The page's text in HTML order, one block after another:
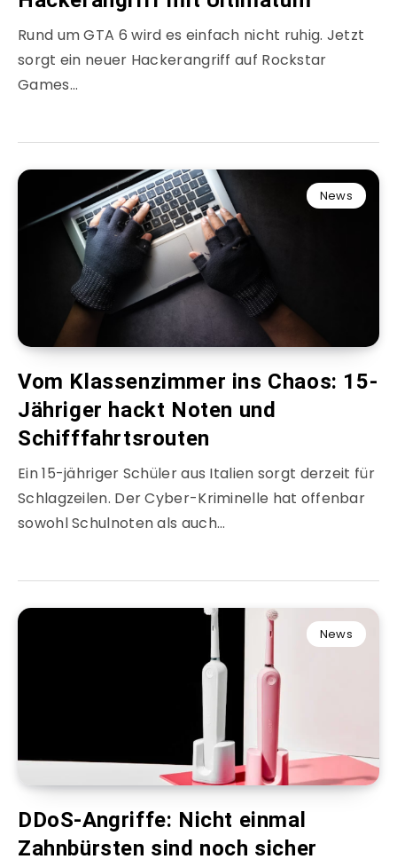
Rund um GTA 6 wird es einfach nicht ruhig. Jetzt
sorgt ein neuer Hackerangriff auf Rockstar
Games…
News
Vom Klassenzimmer ins Chaos: 15-
Jähriger hackt Noten und
Schifffahrtsrouten
Ein 15-jähriger Schüler aus Italien sorgt derzeit für
Schlagzeilen. Der Cyber-Kriminelle hat offenbar
sowohl Schulnoten als auch…
News
DDoS-Angriffe: Nicht einmal
Zahnbürsten sind noch sicher